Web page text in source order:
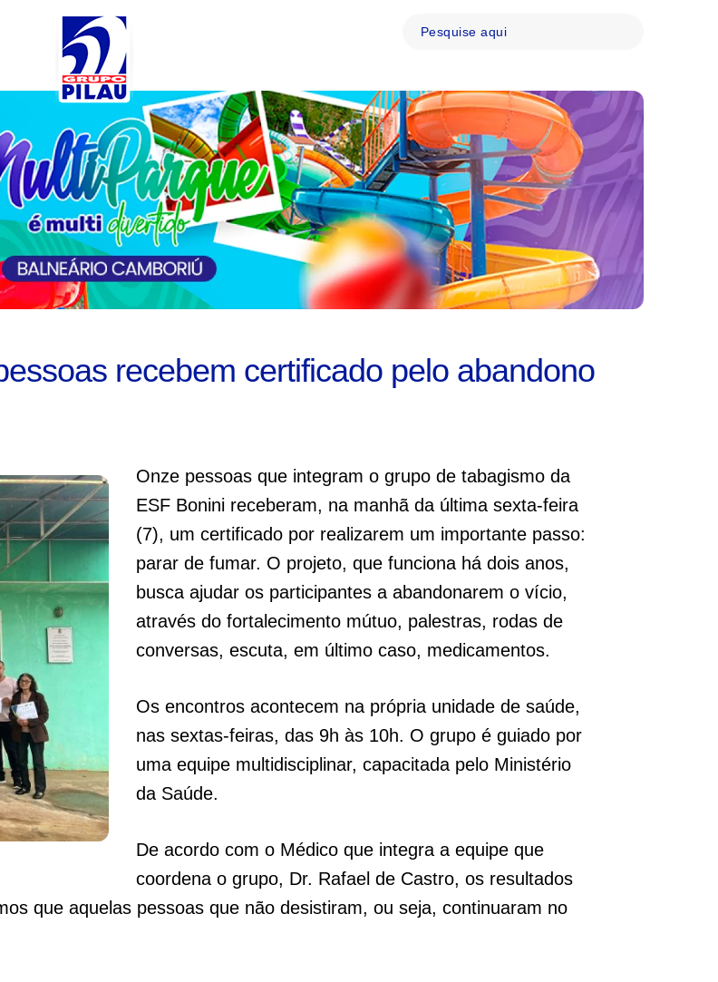
recebem certificado pelo abandono
Onze pessoas que integram o grupo de tabagismo da
ESF Bonini receberam, na manhã da última sexta-feira
(7), um certificado por realizarem um importante passo:
parar de fumar. O projeto, que funciona há dois anos,
busca ajudar os participantes a abandonarem o vício,
através do fortalecimento mútuo, palestras, rodas de
conversas, escuta, em último caso, medicamentos.
Os encontros acontecem na própria unidade de saúde,
nas sextas-feiras, das 9h às 10h. O grupo é guiado por
uma equipe multidisciplinar, capacitada pelo Ministério
da Saúde.
De acordo com o Médico que integra a equipe que
coordena o grupo, Dr. Rafael de Castro, os resultados
que aquelas pessoas que não desistiram, ou seja, continuaram no